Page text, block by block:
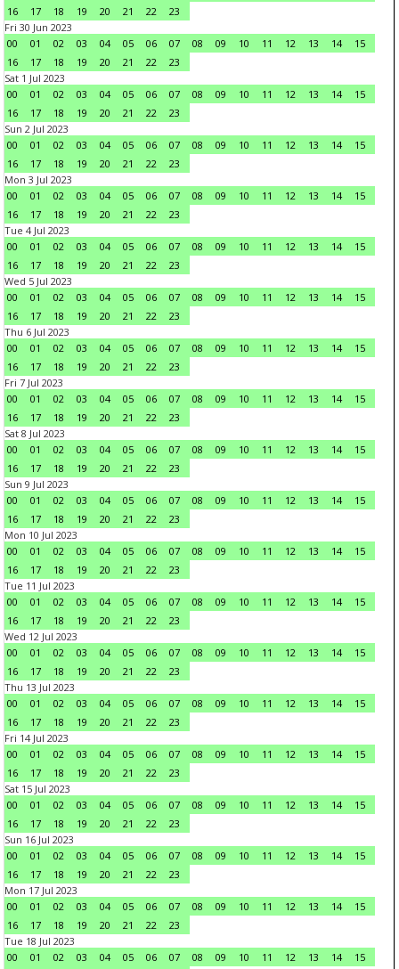
16
17 18 19 20 21 22
23
Fri 30 Jun 2023
00
01 02 03 04 05 06 07 08 09 10 11 12 13 14
15
16
17 18 19 20 21 22
23
Sat 1 Jul 2023
00
01 02 03 04 05 06 07 08 09 10 11 12 13 14
15
16
17 18 19 20 21 22
23
Sun 2 Jul 2023
00
01 02 03 04 05 06 07 08 09 10 11 12 13 14
15
16
17 18 19 20 21 22
23
Mon 3 Jul 2023
00
01 02 03 04 05 06 07 08 09 10 11 12 13 14
15
16
17 18 19 20 21 22
23
Tue 4 Jul 2023
00
01 02 03 04 05 06 07 08 09 10 11 12 13 14
15
16
17 18 19 20 21 22
23
Wed 5 Jul 2023
00
01 02 03 04 05 06 07 08 09 10 11 12 13 14
15
16
17 18 19 20 21 22
23
Thu 6 Jul 2023
00
01 02 03 04 05 06 07 08 09 10 11 12 13 14
15
16
17 18 19 20 21 22
23
Fri 7 Jul 2023
00
01 02 03 04 05 06 07 08 09 10 11 12 13 14
15
16
17 18 19 20 21 22
23
Sat 8 Jul 2023
00
01 02 03 04 05 06 07 08 09 10 11 12 13 14
15
16
17 18 19 20 21 22
23
Sun 9 Jul 2023
00
01 02 03 04 05 06 07 08 09 10 11 12 13 14
15
16
17 18 19 20 21 22
23
Mon 10 Jul 2023
00
01 02 03 04 05 06 07 08 09 10 11 12 13 14
15
16
17 18 19 20 21 22
23
Tue 11 Jul 2023
00
01 02 03 04 05 06 07 08 09 10 11 12 13 14
15
16
17 18 19 20 21 22
23
Wed 12 Jul 2023
00
01 02 03 04 05 06 07 08 09 10 11 12 13 14
15
16
17 18 19 20 21 22
23
Thu 13 Jul 2023
00
01 02 03 04 05 06 07 08 09 10 11 12 13 14
15
16
17 18 19 20 21 22
23
Fri 14 Jul 2023
00
01 02 03 04 05 06 07 08 09 10 11 12 13 14
15
16
17 18 19 20 21 22
23
Sat 15 Jul 2023
00
01 02 03 04 05 06 07 08 09 10 11 12 13 14
15
16
17 18 19 20 21 22
23
Sun 16 Jul 2023
00
01 02 03 04 05 06 07 08 09 10 11 12 13 14
15
16
17 18 19 20 21 22
23
Mon 17 Jul 2023
00
01 02 03 04 05 06 07 08 09 10 11 12 13 14
15
16
17 18 19 20 21 22
23
Tue 18 Jul 2023
00
01 02 03 04 05 06 07 08 09 10 11 12 13 14 15